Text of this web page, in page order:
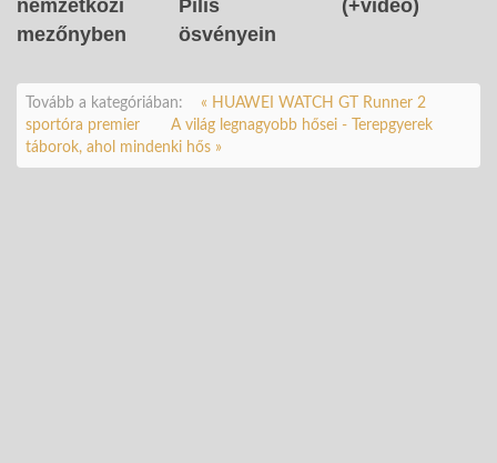
nemzetközi
mezőnyben
Pilis
ösvényein
(+videó)
Tovább a kategóriában:
« HUAWEI WATCH GT Runner 2
sportóra premier
A világ legnagyobb hősei - Terepgyerek
táborok, ahol mindenki hős »